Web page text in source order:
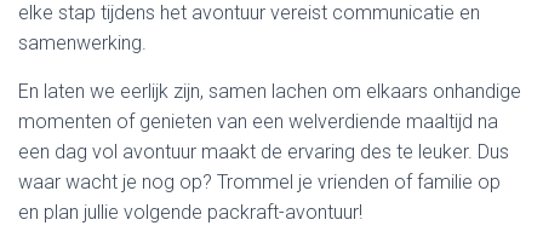
elke stap tijdens het avontuur vereist communicatie en
samenwerking.
En laten we eerlijk zijn, samen lachen om elkaars onhandige
momenten of genieten van een welverdiende maaltijd na
een dag vol avontuur maakt de ervaring des te leuker. Dus
waar wacht je nog op? Trommel je vrienden of familie op
en plan jullie volgende packraft-avontuur!